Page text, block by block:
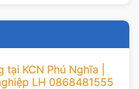
KCN Phú Nghĩa |
LH 0868481555